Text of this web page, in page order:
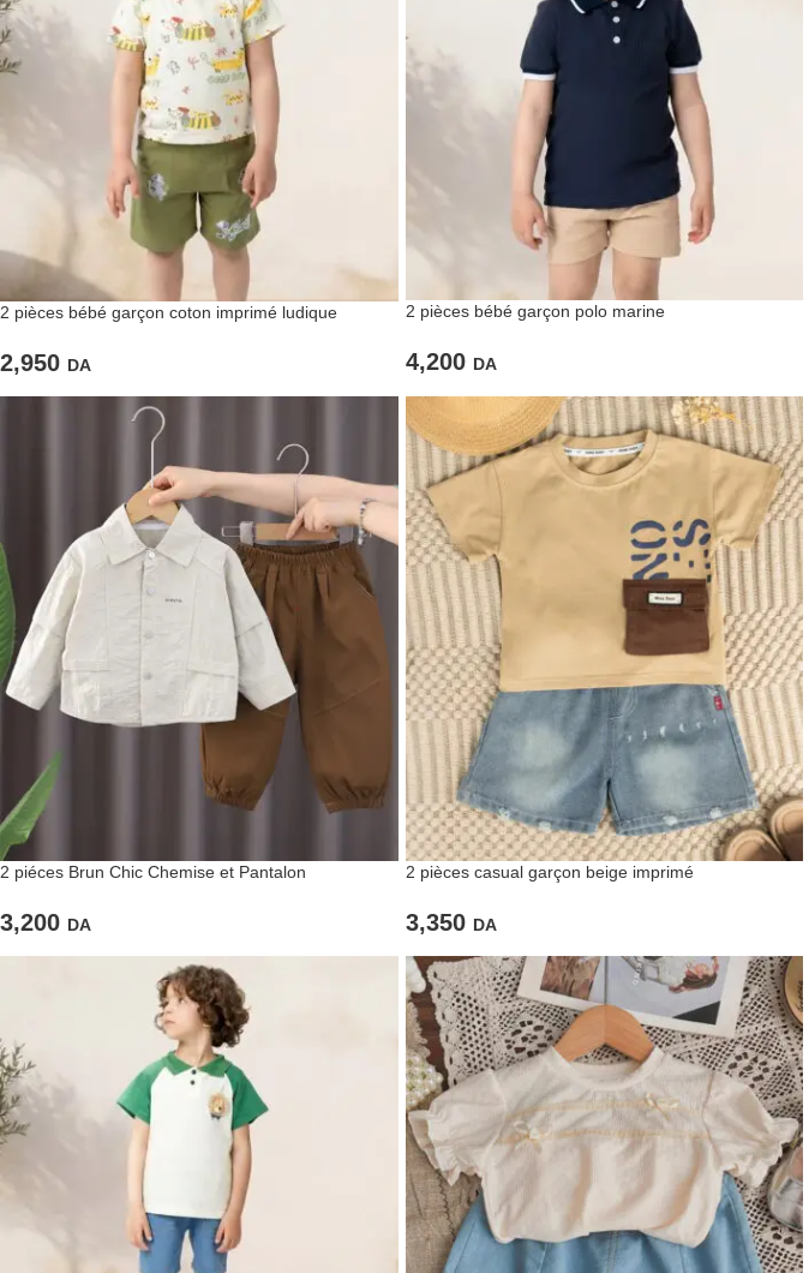
2 pièces bébé garçon coton imprimé ludique
2,950 DA
2 pièces bébé garçon polo marine
4,200 DA
2 piéces Brun Chic Chemise et Pantalon
3,200 DA
2 pièces casual garçon beige imprimé
3,350 DA